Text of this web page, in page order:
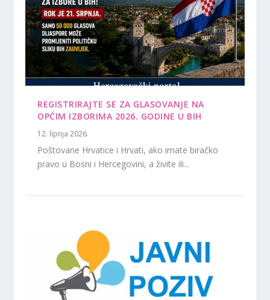
REGISTRIRAJTE SE ZA GLASOVANJE NA
OPĆIM IZBORIMA 2026. GODINE U BIH
12. lipnja 2026.
Poštovane Hrvatice i Hrvati, ako imate biračko
pravo u Bosni i Hercegovini, a živite ili...